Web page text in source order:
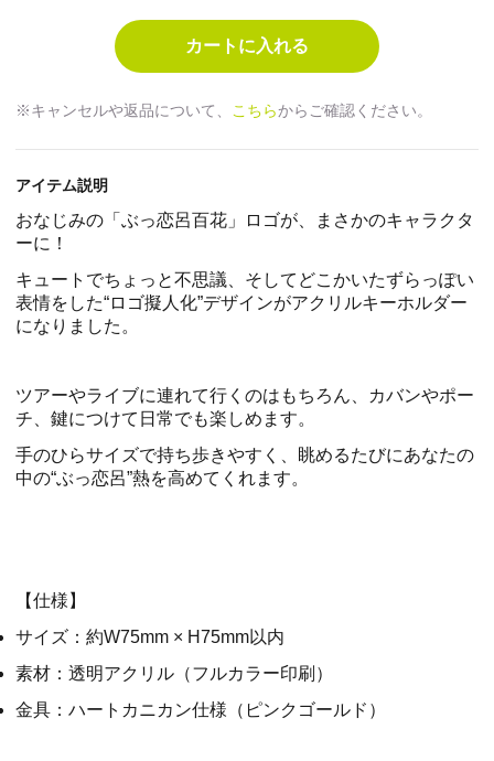
※キャンセルや返品について、 こちらからご確認ください。
アイテム説明
おなじみの「ぶっ恋呂百花」ロゴが、まさかのキャラクタ
ーに！
キュートでちょっと不思議、そしてどこかいたずらっぽい
表情をした“ロゴ擬人化”デザインがアクリルキーホルダー
になりました。
ツアーやライブに連れて行くのはもちろん、カバンやポー
チ、鍵につけて日常でも楽しめます。
手のひらサイズで持ち歩きやすく、眺めるたびにあなたの
中の“ぶっ恋呂”熱を高めてくれます。
【仕様】
サイズ：約W75mm × H75mm以内
素材：透明アクリル（フルカラー印刷）
金具：ハートカニカン仕様（ピンクゴールド）